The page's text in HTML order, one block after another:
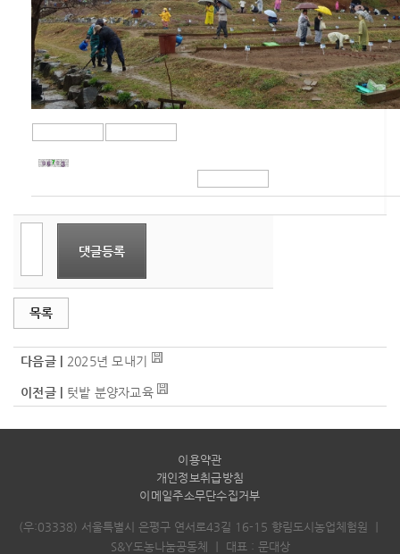
댓글등록
목록
다음글 | 2025년 모내기
이전글 | 텃밭 분양자교육
이용약관
개인정보취급방침
이메일주소무단수집거부
(우:03338) 서울특별시 은평구 연서로43길 16-15 향림도시농업체험원
S&Y도농나눔공동체
대표 : 문대상